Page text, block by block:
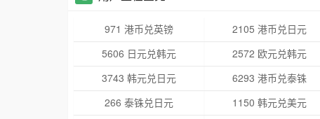
971 港币兑英镑 2105 港币兑日元
5606 日元兑韩元
2572 欧元兑韩元
3743 韩元兑日元
6293 港币兑泰铢
266 泰铢兑日元
1150 韩元兑美元